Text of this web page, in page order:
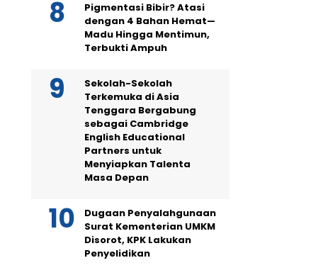
Pigmentasi Bibir? Atasi
dengan 4 Bahan Hemat—
Madu Hingga Mentimun,
Terbukti Ampuh
Sekolah-Sekolah
Terkemuka di Asia
Tenggara Bergabung
sebagai Cambridge
English Educational
Partners untuk
Menyiapkan Talenta
Masa Depan
Dugaan Penyalahgunaan
Surat Kementerian UMKM
Disorot, KPK Lakukan
Penyelidikan